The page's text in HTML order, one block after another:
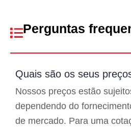
Perguntas
Quais são os seus
Nossos preços estão
dependendo do
de mercado. Para uma